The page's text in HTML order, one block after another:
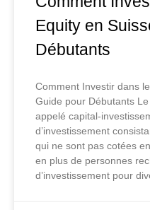
Equity en
Débutants
Comment Investir dans
Guide pour Débutants
appelé capital-
d’investissement
qui ne sont pas cotées
en plus de personnes
d’investissement pour